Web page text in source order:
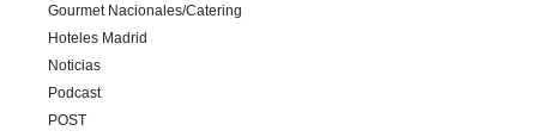
Gourmet Nacionales/Catering
Hoteles Madrid
Noticias
Podcast
POST